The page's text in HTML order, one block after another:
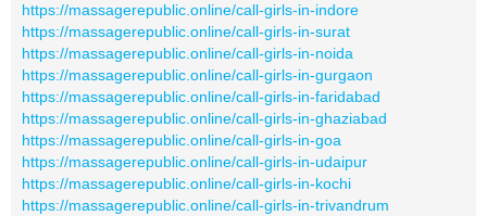
https://massagerepublic.online/call-girls-in-indore
https://massagerepublic.online/call-girls-in-surat
https://massagerepublic.online/call-girls-in-noida
https://massagerepublic.online/call-girls-in-gurgaon
https://massagerepublic.online/call-girls-in-faridabad
https://massagerepublic.online/call-girls-in-ghaziabad
https://massagerepublic.online/call-girls-in-goa
https://massagerepublic.online/call-girls-in-udaipur
https://massagerepublic.online/call-girls-in-kochi
https://massagerepublic.online/call-girls-in-trivandrum